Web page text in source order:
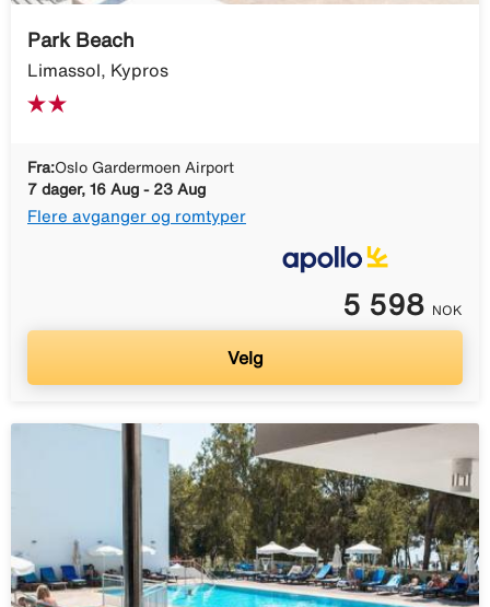
Park Beach
Limassol, Kypros
Fra:Oslo Gardermoen Airport
7 dager, 16 Aug - 23 Aug
Flere avganger og romtyper
5 598 NOK
Velg